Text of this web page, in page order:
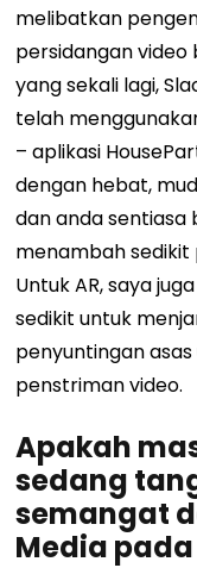
melibatkan
persidangan
yang sekali lagi,
telah
– aplikasi
dengan hebat,
dan anda
menambah
Untuk AR, saya
sedikit untuk
penyuntingan
penstriman video.
Apakah
sedang
semangat
Media